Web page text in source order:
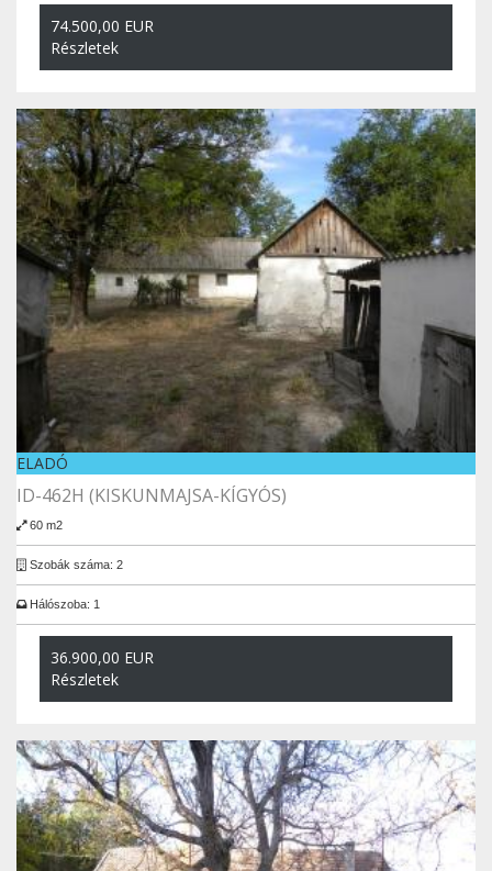
74.500,00 EUR
Részletek
ELADÓ
ID-462H (KISKUNMAJSA-KÍGYÓS)
60 m2
Szobák száma: 2
Hálószoba: 1
36.900,00 EUR
Részletek